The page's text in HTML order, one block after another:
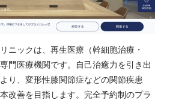
ニックは、再生医療（幹細胞治療・
門医療機関です。自己治癒力を引き出
り、変形性膝関節症などの関節疾患
改善を目指します。完全予約制のプラ